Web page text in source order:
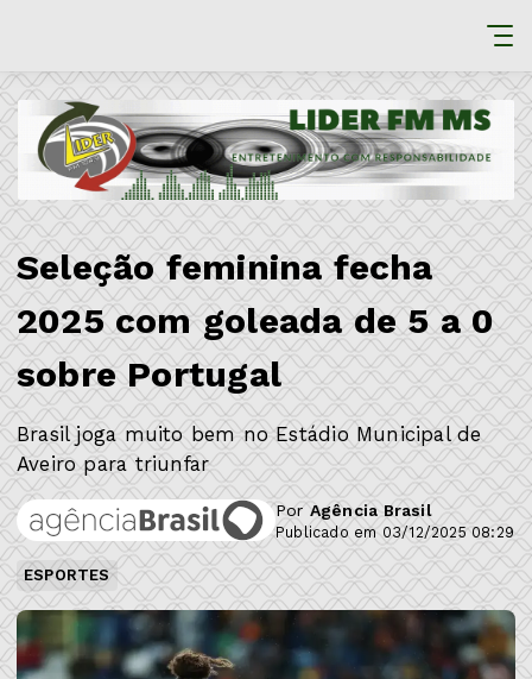
Seleção feminina fecha
2025 com goleada de 5 a 0
sobre Portugal
Brasil joga muito bem no Estádio Municipal de
Aveiro para triunfar
PorAgência Brasil
Publicado em 03/12/2025 08:29
ESPORTES